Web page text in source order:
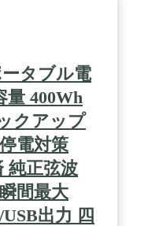
トドアでも安心し
の使用に加え、
高さ50cmからコン
アしています。製
用。タブル電
量 400Wh
クアップ
電対策
純正弦波
間最大
出力 四